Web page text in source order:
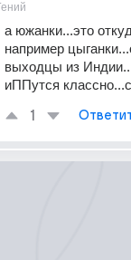
а южанки...это
например
выходцы из
иППутся
1